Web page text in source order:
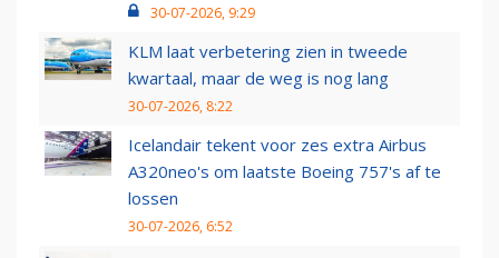
30-07-2026, 9:29
KLM laat verbetering zien in tweede
kwartaal, maar de weg is nog lang
30-07-2026, 8:22
Icelandair tekent voor zes extra Airbus
A320neo's om laatste Boeing 757's af te
lossen
30-07-2026, 6:52